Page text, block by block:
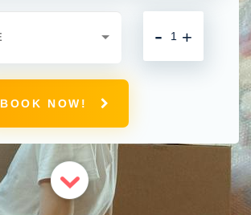
+
-
BOOK NOW!